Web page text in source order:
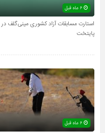
۶ ماه قبل
استارت مسابقات آزاد کشوری مینی‌گلف در
پایتخت
۶ ماه قبل